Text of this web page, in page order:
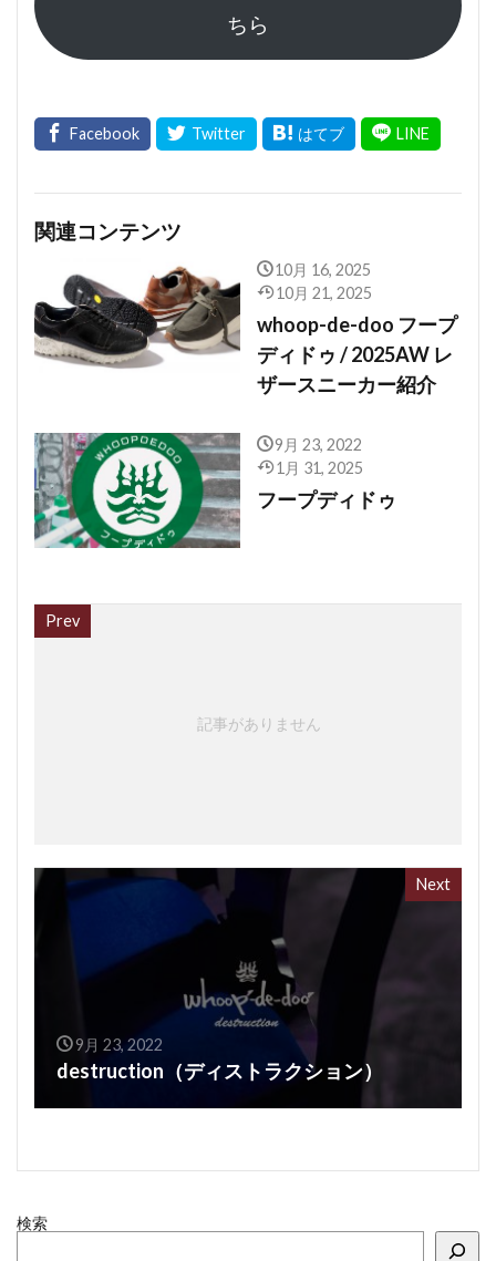
ちら
関連コンテンツ
10月 16, 2025
10月 21, 2025
whoop-de-doo フープ
ディドゥ / 2025AW レ
ザースニーカー紹介
9月 23, 2022
1月 31, 2025
フープディドゥ
Prev
記事がありません
Next
9月 23, 2022
destruction（ディストラクション）
検索